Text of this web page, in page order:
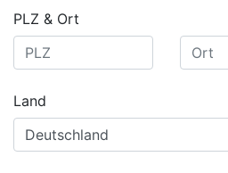
PLZ & Ort
Land